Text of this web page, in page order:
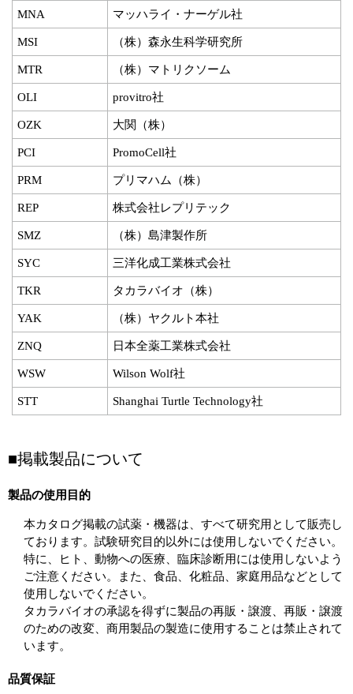
MNA マッハライ・ナーゲル社
MSI （株）森永生科学研究所
MTR （株）マトリクソーム
OLI provitro社
OZK 大関（株）
PCI PromoCell社
PRM プリマハム（株）
REP 株式会社レプリテック
SMZ （株）島津製作所
SYC 三洋化成工業株式会社
TKR タカラバイオ（株）
YAK （株）ヤクルト本社
ZNQ 日本全薬工業株式会社
WSW Wilson Wolf社
STT Shanghai Turtle Technology社
■掲載製品について
製品の使用目的
本カタログ掲載の試薬・機器は、すべて研究用として販売し
ております。試験研究目的以外には使用しないでください。
特に、ヒト、動物への医療、臨床診断用には使用しないよう
ご注意ください。また、食品、化粧品、家庭用品などとして
使用しないでください。
タカラバイオの承認を得ずに製品の再販・譲渡、再販・譲渡
のための改変、商用製品の製造に使用することは禁止されて
います。
品質保証